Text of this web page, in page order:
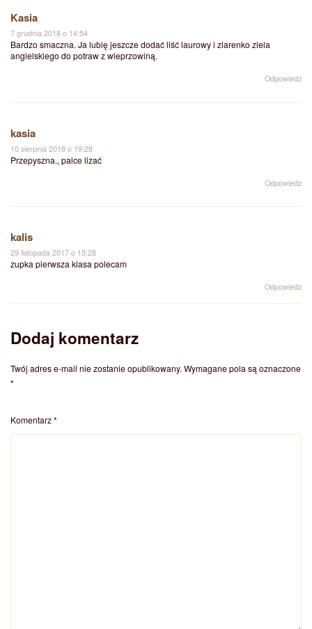
Kasia
7 grudnia 2018 o 14:54
Bardzo smaczna. Ja lubię jeszcze dodać liść laurowy i ziarenko ziela
angielskiego do potraw z wieprzowiną.
Odpowiedz
kasia
10 sierpnia 2018 o 19:28
Przepyszna., palce lizać
Odpowiedz
kalis
29 listopada 2017 o 15:28
zupka pierwsza klasa polecam
Odpowiedz
Dodaj komentarz
Twój adres e-mail nie zostanie opublikowany. Wymagane pola są oznaczone
*
Komentarz*